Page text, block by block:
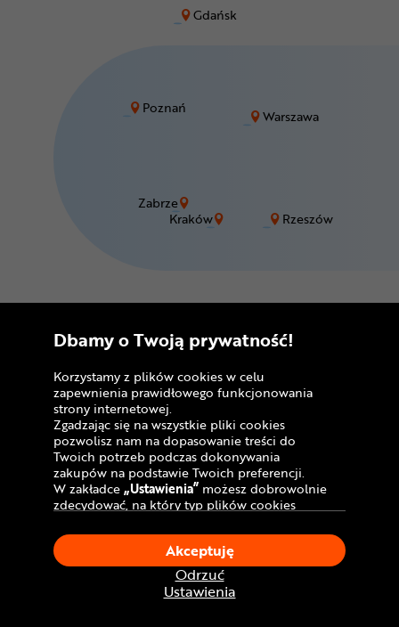
Gdańsk
Kraków
Poznań
Rzeszów
Warszawa
Zabrze
Dostawa do sklepu
Koszt usługi:
Złożenie roweru:GRATIS!
Dostawakurierem:
GRATIS!
*Przed ruszeniem w pierwszą trasę
koniecznie zweryfikuj, czy rower jest
odpowiednio przygotowany do
Dbamy o Twoją prywatność!
Korzystamy z plików cookies w celu
zapewnienia prawidłowego funkcjonowania
strony internetowej.
Zgadzając się na wszystkie pliki cookies
pozwolisz nam na dopasowanie treści do
Twoich potrzeb podczas dokonywania
zakupów na podstawie Twoich preferencji.
W zakładce„Ustawienia” możesz dobrowolnie
zdecydować, na który typ plików cookies
Klikając„Akceptuję”, wyrażasz zgodę na
stosowanie ciasteczek zgodnie z ustawieniami
Twojej przeglądarki.
W dowolnym momencie, możesz dokonać
zmiany swojego wyboru klikając opcję
Ustawienia
Odrzuć
Akceptuję